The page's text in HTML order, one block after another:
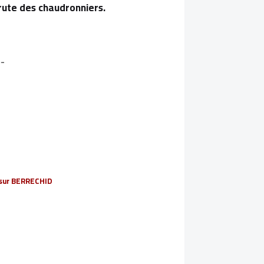
des chaudronniers.
BERRECHID